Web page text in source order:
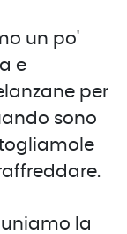
un po'
e
per
sono
la